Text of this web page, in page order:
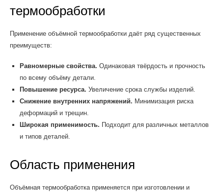
термообработки
Применение объёмной термообработки даёт ряд существенных
преимуществ:
Равномерные свойства. Одинаковая твёрдость и прочность
по всему объёму детали.
Повышение ресурса. Увеличение срока службы изделий.
Снижение внутренних напряжений. Минимизация риска
деформаций и трещин.
Широкая применимость. Подходит для различных металлов
и типов деталей.
Область применения
Объёмная термообработка применяется при изготовлении и